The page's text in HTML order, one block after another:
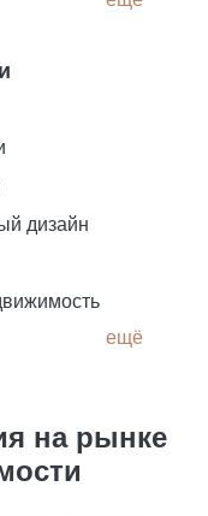
дизайн
ещё
на рынке